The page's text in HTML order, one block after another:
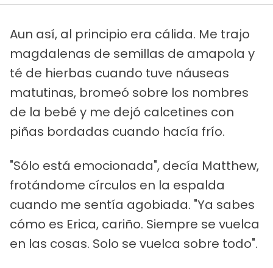
Aun así, al principio era cálida. Me trajo
magdalenas de semillas de amapola y
té de hierbas cuando tuve náuseas
matutinas, bromeó sobre los nombres
de la bebé y me dejó calcetines con
piñas bordadas cuando hacía frío.
"Sólo está emocionada", decía Matthew,
frotándome círculos en la espalda
cuando me sentía agobiada. "Ya sabes
cómo es Erica, cariño. Siempre se vuelca
en las cosas. Solo se vuelca sobre todo".